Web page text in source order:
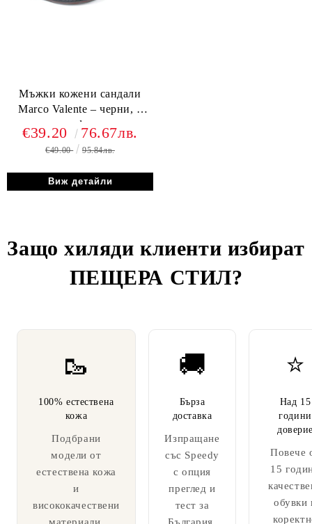
Мъжки кожени сандали
Marco Valente – черни, с
велкро и комфортна стелка
€39.20 76.67лв.
€49.00 95.84лв.
Виж детайли
Защо хиляди клиенти избират
ПЕЩЕРА СТИЛ?
🥾
100% естествена
кожа
Подбрани
модели от
естествена кожа
и
висококачествени
🚚
Бърза
доставка
Изпращане
със Speedy
с опция
преглед и
тест за
⭐
Над 15
години
Повече
15
обувки